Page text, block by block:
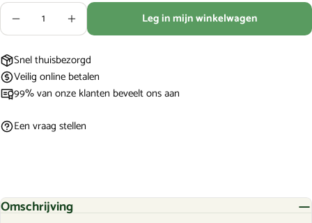
Hoeveelheid
Aantal verlagen voor Kastanje houten poorten
Verhoog het aantal voor Kastanje houten
Leg in mijn winkelwagen
Snel thuisbezorgd
Veilig online betalen
99% van onze klanten beveelt ons aan
Een vraag stellen
De met * gemarkeerde velden zijn verplicht.
Omschrijving